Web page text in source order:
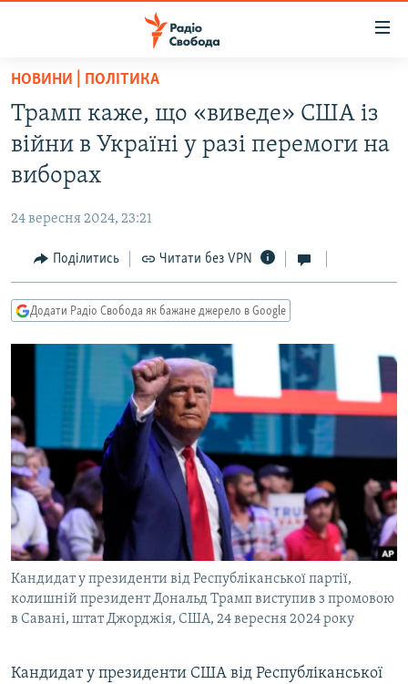
Перейти
основного
матеріалу
Перейти
до
основної
навігації
Перейти
до
пошуку
ВСЕ ЗА ДОБУ
СТАТТІ
ЕКОНОМІКА
СУСПІЛЬСТВО
РОСІЙСЬКА «ФІЛЬТРАЦІЯ»
ДОНБАС.РЕАЛІЇ
ТИ ЯК?
КИТАЙ.ВИКЛИКИ
МУЛЬТИМЕДІА
ФОТО
СПЕЦПРОЄКТИ
ПОДКАСТИ
КРИМ РЕАЛІЇ
РУС
КТАТ
НОВИНИ | ПОЛІТИКА
Трамп каже, що «виведе» США із
війни в Україні у разі перемоги на
виборах
24 вересня 2024, 23:21
Поділитись Читати без VPN
Додати Радіо Свобода як бажане джерело в Google
Кандидат у президенти від Республіканської партії,
колишній президент Дональд Трамп виступив з промовою
в Савані, штат Джорджія, США, 24 вересня 2024 року
Кандидат у президенти США від Республіканської